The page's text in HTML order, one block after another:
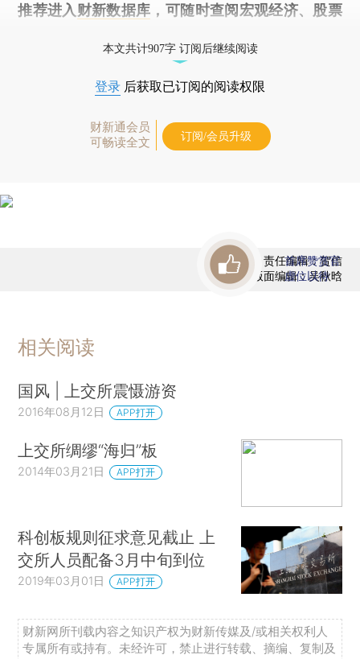
推荐进入 财新数据库 ，可随时查阅宏观经济、股票
本文共计907字 订阅后继续阅读
登录 后获取已订阅的阅读权限
财新通会员
可畅读全文
订阅/会员升级
责任编辑：贺信
版面编辑：吴秋晗
首席赞赏官
虚位以待
相关阅读
国风 | 上交所震慑游资
2016年08月12日 APP打开
上交所绸缪“海归”板
2014年03月21日 APP打开
科创板规则征求意见截止 上
交所人员配备3月中旬到位
2019年03月01日 APP打开
财新网所刊载内容之知识产权为财新传媒及/或相关权利人
专属所有或持有。未经许可，禁止进行转载、摘编、复制及